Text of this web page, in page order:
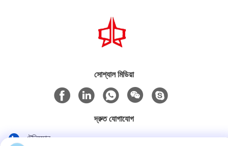
সোশ্যাল মিডিয়া
দ্রুত যোগাযোগ
টেলিফোন